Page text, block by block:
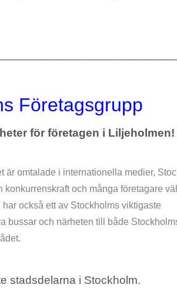
Företagsgrupp
för företagen i Liljeholmen!
är omtalade i internationella medier,
och många företagare
också ett av Stockholms viktigaste
bussar och närheten till både
stadsdelarna i Stockholm.